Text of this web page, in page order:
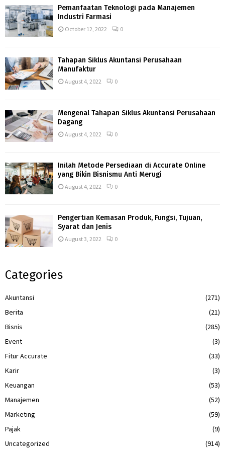
Pemanfaatan Teknologi pada Manajemen
Industri Farmasi
October 12, 2022 0
Tahapan Siklus Akuntansi Perusahaan
Manufaktur
August 4, 2022 0
Mengenal Tahapan Siklus Akuntansi Perusahaan
Dagang
August 4, 2022 0
Inilah Metode Persediaan di Accurate Online
yang Bikin Bisnismu Anti Merugi
August 4, 2022 0
Pengertian Kemasan Produk, Fungsi, Tujuan,
Syarat dan Jenis
August 3, 2022 0
Categories
Akuntansi
(271)
Berita
(21)
Bisnis
(285)
Event
(3)
Fitur Accurate
(33)
Karir
(3)
Keuangan
(53)
Manajemen
(52)
Marketing
(59)
Pajak
(9)
Uncategorized
(914)